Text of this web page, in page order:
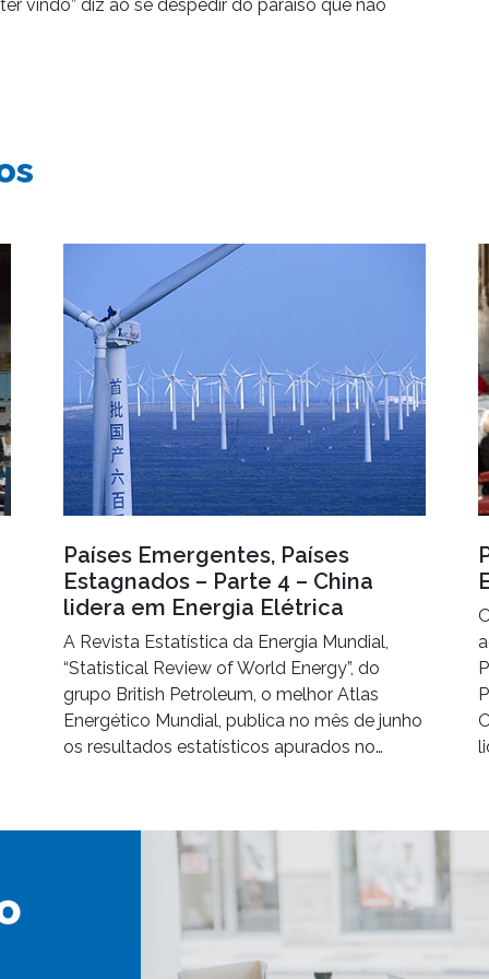
vindo” diz ao se despedir do paraíso que não
Países Emergentes, Países
Estagnados – Parte 4 – China
lidera em Energia Elétrica
A Revista Estatística da Energia Mundial,
“Statistical Review of World Energy”, do
grupo British Petroleum, o melhor Atlas
Energético Mundial, publica no mês de junho
os resultados estatísticos apurados no…